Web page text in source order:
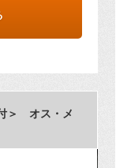
＞ オス・メ